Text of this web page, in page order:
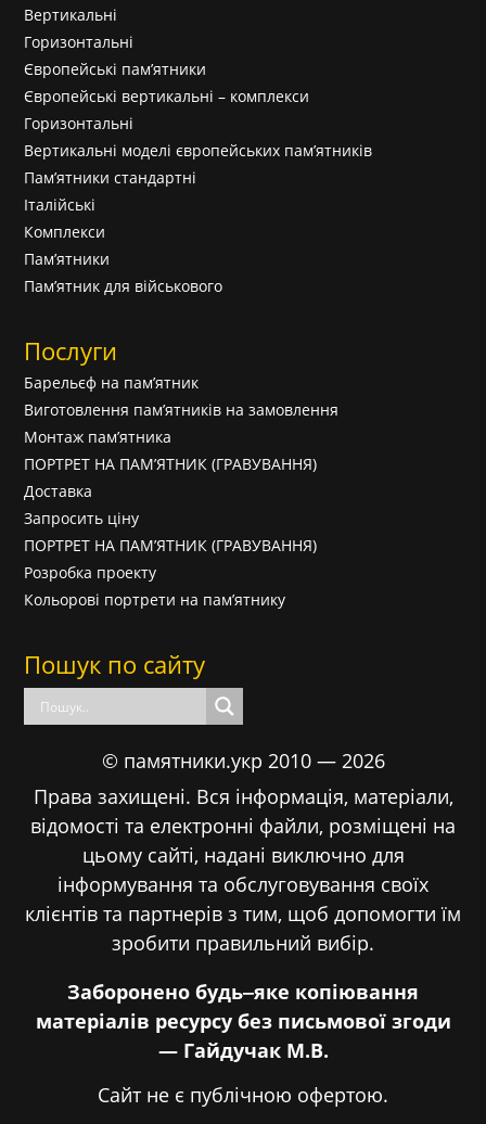
Вертикальні
Горизонтальні
Європейські пам’ятники
Європейські вертикальні – комплекси
Горизонтальні
Вертикальні моделі європейських пам’ятників
Пам’ятники стандартні
Італійські
Комплекси
Пам’ятники
Пам’ятник для військового
Послуги
Барельєф на пам’ятник
Виготовлення пам’ятників на замовлення
Монтаж пам’ятника
ПОРТРЕТ НА ПАМ’ЯТНИК (ГРАВУВАННЯ)
Доставка
Запросить ціну
ПОРТРЕТ НА ПАМ’ЯТНИК (ГРАВУВАННЯ)
Розробка проекту
Кольорові портрети на пам’ятнику
Пошук по сайту
© памятники.укр 2010 — 2026
Права захищені. Вся інформація, матеріали,
відомості та електронні файли, розміщені на
цьому сайті, надані виключно для
інформування та обслуговування своїх
клієнтів та партнерів з тим, щоб допомогти їм
зробити правильний вибір.
Заборонено будь‒яке копіювання
матеріалів ресурсу без письмової згоди
— Гайдучак М.В.
Сайт не є публічною офертою.